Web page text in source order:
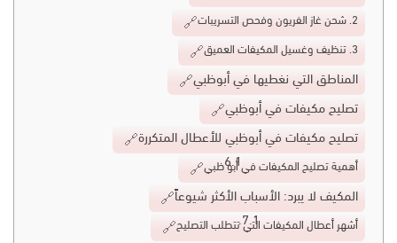
2. شحن غاز الفريون وفحص التسريبات
3. تنظيف وغسيل المكيفات العميق
المناطق التي نغطيها في أبوظبي
تصليح مكيفات في أبوظبي
تصليح مكيفات في أبوظبي للأعطال المتكررة
أهمية تصليح المكيفات في أبو ظبي
المكيف لا يبرد: الأسباب الأكثر شيوعاً
أشهر أعطال المكيفات التي تتطلب التصليح